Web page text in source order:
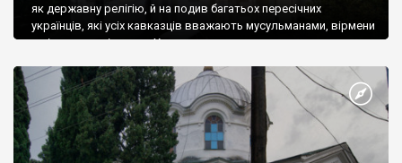
як державну релігію, й на подив багатьох пересічних
українців, які усіх кавказців вважають мусульманами, вірмени
є відданими вірянами Христа